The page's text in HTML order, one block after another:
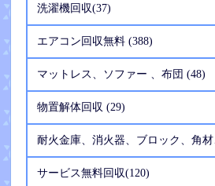
洗濯機回収(37)
エアコン回収無料 (388)
マットレス、ソファー 、布団 (48)
物置解体回収 (29)
耐火金庫、消火器、ブロック、角
サービス無料回収(120)